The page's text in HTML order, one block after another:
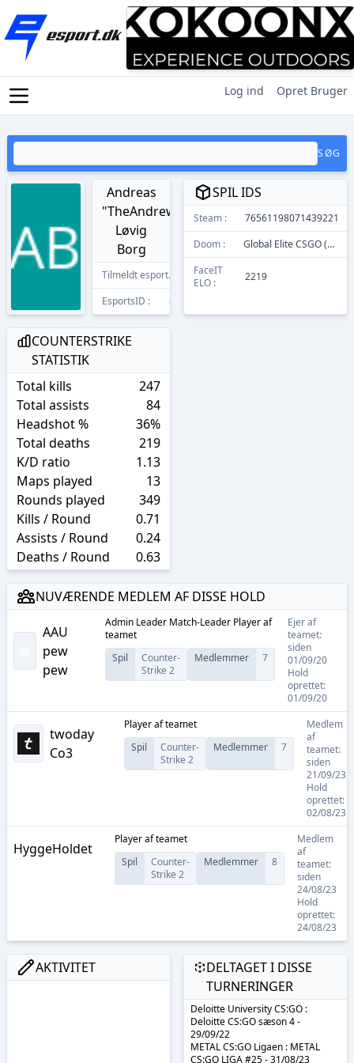
Log ind Opret Bruger
SØG
Andreas
"TheAndrew"
Løvig
Borg
Tilmeldt esport.dk
27/01/2021
EsportsID :
8092
SPIL IDS
Steam :
76561198071439221
Doom :
Global Elite CSGO (GE)
FaceIT
ELO :
2219
COUNTERSTRIKE
STATISTIK
Total kills
247
Total assists
84
Headshot %
36%
Total deaths
219
K/D ratio
1.13
Maps played
13
Rounds played
349
Kills / Round
0.71
Assists / Round
0.24
Deaths / Round
0.63
NUVÆRENDE MEDLEM AF DISSE HOLD
AAU
pew
pew
Admin Leader Match-Leader Playeraf
teamet
Spil
Counter-
Strike 2
Medlemmer 7
Ejer af
teamet:
siden
01/09/20
Hold
oprettet:
01/09/20
twoday
Co3
Playeraf teamet
Spil
Counter-
Strike 2
Medlemmer 7
Medlem
af
teamet:
siden
21/09/23
Hold
oprettet:
02/08/23
HyggeHoldet
Playeraf teamet
Spil
Counter-
Strike 2
Medlemmer 8
Medlem
af
teamet:
siden
24/08/23
Hold
oprettet:
24/08/23
AKTIVITET
DELTAGET I DISSE
TURNERINGER
Deloitte University CS:GO :
Deloitte CS:GO sæson 4 -
29/09/22
METAL CS:GO Ligaen : METAL
CS:GO LIGA #25 - 31/08/23